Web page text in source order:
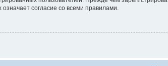
согласие со всеми правилами.